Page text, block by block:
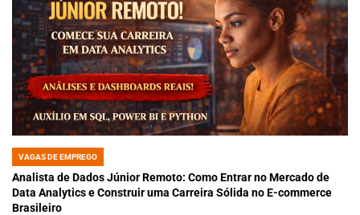
POSTED
IN
VAGAS DE EMPREGO
Analista de Dados Júnior Remoto: Como Entrar no Mercado de
Data Analytics e Construir uma Carreira Sólida no E-commerce
Brasileiro